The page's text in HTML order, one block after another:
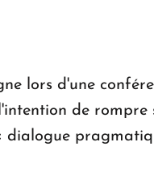
lors d'une
de rompre
dialogue